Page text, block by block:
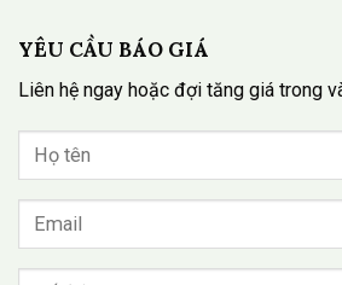
YÊU CẦU BÁO GIÁ
Liên hệ ngay hoặc đợi tăng giá trong